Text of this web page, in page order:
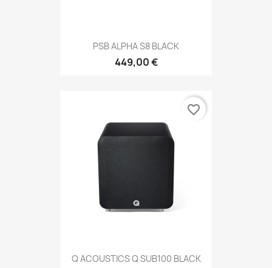
PSB ALPHA S8 BLACK
449,00 €
Q ACOUSTICS Q SUB100 BLACK
favorite_border